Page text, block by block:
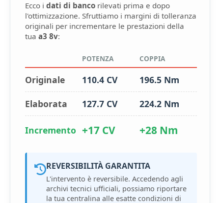
Ecco i dati di banco rilevati prima e dopo
l'ottimizzazione. Sfruttiamo i margini di tolleranza
originali per incrementare le prestazioni della
tua a3 8v:
POTENZA COPPIA
Originale 110.4 CV 196.5 Nm
Elaborata 127.7 CV 224.2 Nm
Incremento +17 CV +28 Nm
REVERSIBILITÀ GARANTITA
L'intervento è reversibile. Accedendo agli
archivi tecnici ufficiali, possiamo riportare
la tua centralina alle esatte condizioni di